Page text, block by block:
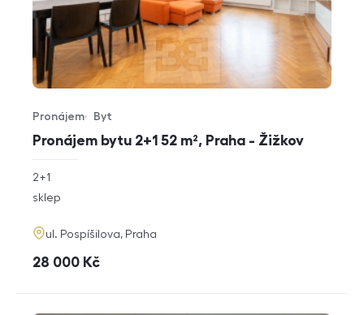
Pronájem bytu 2+1 52 m², Praha - Žižkov
Typ nabídky
Pronájem
Typ nemovitosti
Byt
rozměry
2+1
funkce
sklep
adresa
ul. Pospíšilova, Praha
cena
28 000 Kč